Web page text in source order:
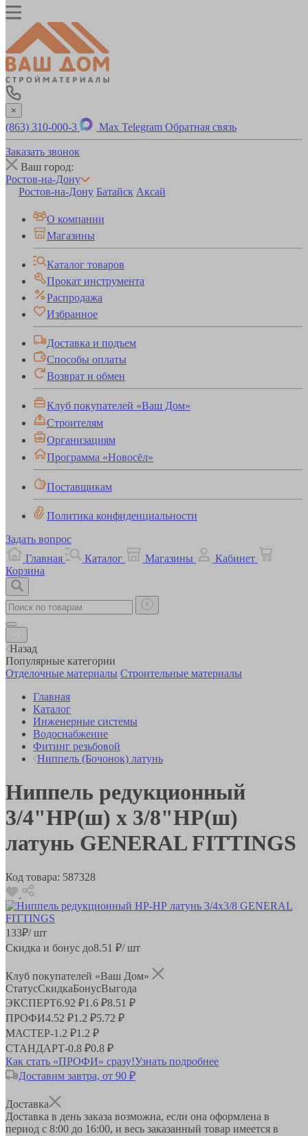
×
(863) 310-000-3 Max Telegram Обратная связь
Заказать звонок
Ваш город:
Ростов-на-Дону
Ростов-на-Дону Батайск Аксай
О компании
Магазины
Каталог товаров
Прокат инструмента
Распродажа
Избранное
Доставка и подъем
Способы оплаты
Возврат и обмен
Клуб покупателей «Ваш Дом»
Строителям
Организациям
Программа «Новосёл»
Поставщикам
Политика конфиденциальности
Задать вопрос
Главная
Каталог Магазины
Кабинет
Корзина
Назад
Популярные категории
Отделочные материалы Строительные материалы
Главная
Каталог
Инженерные системы
Водоснабжение
Фитинг резьбовой
Ниппель (Бочонок) латунь
Ниппель редукционный
3/4"НР(ш) х 3/8"НР(ш)
латунь GENERAL FITTINGS
Код товара: 587328
133₽/ шт
Скидка и бонус до8.51 ₽/ шт
Клуб покупателей «Ваш Дом»
СтатусСкидкаБонусВыгода
ЭКСПЕРТ6.92 ₽1.6 ₽8.51 ₽
ПРОФИ4.52 ₽1.2 ₽5.72 ₽
МАСТЕР-1.2 ₽1.2 ₽
СТАНДАРТ-0.8 ₽0.8 ₽
Как стать «ПРОФИ» сразу!Узнать подробнее
Доставим завтра, от 90 ₽
Доставка
Доставка в день заказа возможна, если она оформлена в
период с 8:00 до 16:00, и весь заказанный товар имеется в